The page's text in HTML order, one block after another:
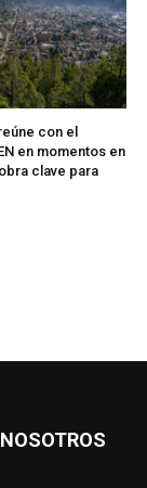
con el
en momentos en
clave para